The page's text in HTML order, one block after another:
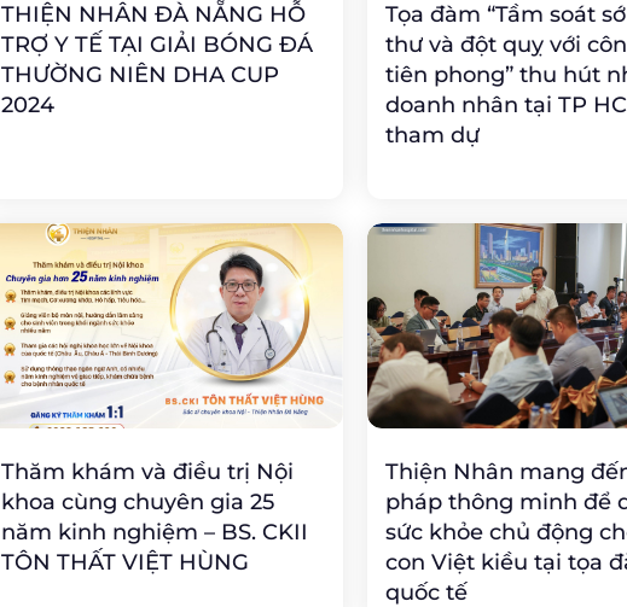
THIỆN NHÂN ĐÀ NẴNG HỖ
TRỢ Y TẾ TẠI GIẢI BÓNG ĐÁ
THƯỜNG NIÊN DHA CUP
2024
Tọa đàm “Tầm soát
thư và đột quỵ với
tiên phong” thu hút
doanh nhân tại TP
tham dự
Thăm khám và điều trị Nội
khoa cùng chuyên gia 25
năm kinh nghiệm – BS. CKII
TÔN THẤT VIỆT HÙNG
Thiện Nhân mang
pháp thông minh để
sức khỏe chủ động
con Việt kiều tại tọa
quốc tế